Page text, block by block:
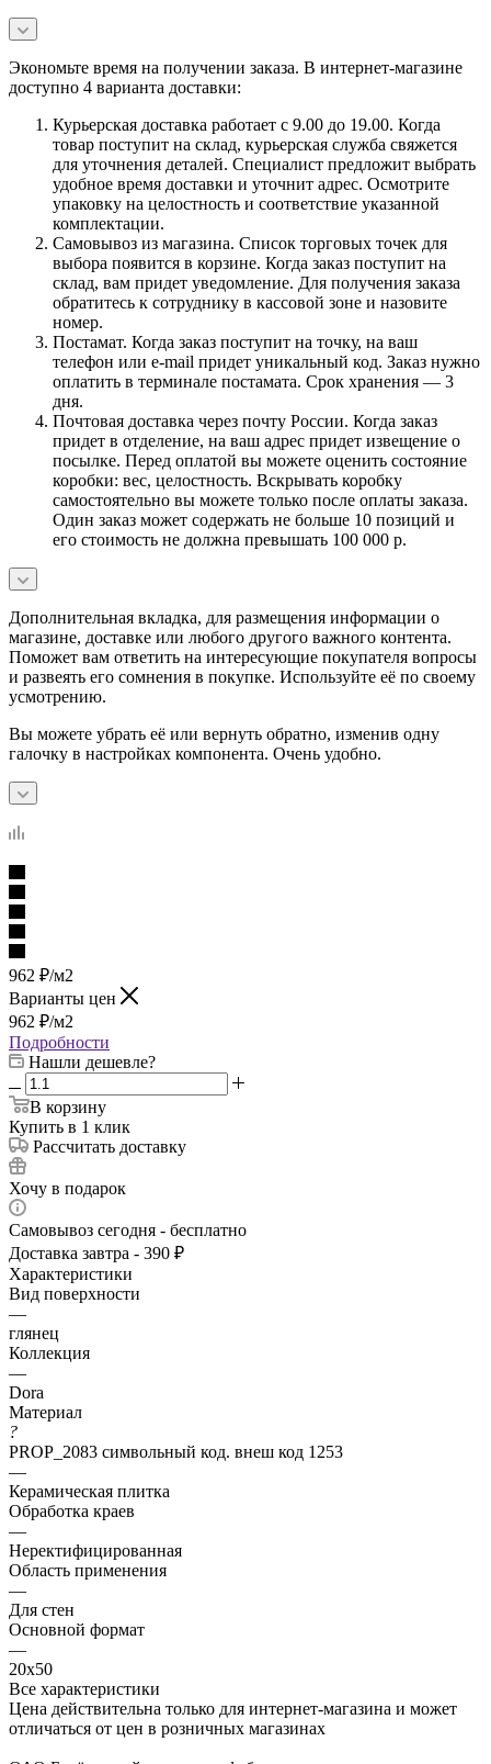
Экономьте время на получении заказа. В интернет-магазине
доступно 4 варианта доставки:
Курьерская доставка работает с 9.00 до 19.00. Когда
товар поступит на склад, курьерская служба свяжется
для уточнения деталей. Специалист предложит выбрать
удобное время доставки и уточнит адрес. Осмотрите
упаковку на целостность и соответствие указанной
комплектации.
Самовывоз из магазина. Список торговых точек для
выбора появится в корзине. Когда заказ поступит на
склад, вам придет уведомление. Для получения заказа
обратитесь к сотруднику в кассовой зоне и назовите
номер.
Постамат. Когда заказ поступит на точку, на ваш
телефон или e-mail придет уникальный код. Заказ нужно
оплатить в терминале постамата. Срок хранения — 3
дня.
Почтовая доставка через почту России. Когда заказ
придет в отделение, на ваш адрес придет извещение о
посылке. Перед оплатой вы можете оценить состояние
коробки: вес, целостность. Вскрывать коробку
самостоятельно вы можете только после оплаты заказа.
Один заказ может содержать не больше 10 позиций и
его стоимость не должна превышать 100 000 р.
Дополнительная вкладка, для размещения информации о
магазине, доставке или любого другого важного контента.
Поможет вам ответить на интересующие покупателя вопросы
и развеять его сомнения в покупке. Используйте её по своему
усмотрению.
Вы можете убрать её или вернуть обратно, изменив одну
галочку в настройках компонента. Очень удобно.
962 ₽/м2
Варианты цен
962 ₽/м2
Подробности
Нашли дешевле?
В корзину
Купить в 1 клик
Рассчитать доставку
Хочу в подарок
Самовывоз сегодня - бесплатно
Доставка завтра - 390 ₽
Характеристики
Вид поверхности
—
глянец
Коллекция
—
Dora
Материал
?
PROP_2083 символьный код. внеш код 1253
—
Керамическая плитка
Обработка краев
—
Неректифицированная
Область применения
—
Для стен
Основной формат
—
20х50
Все характеристики
Цена действительна только для интернет-магазина и может
отличаться от цен в розничных магазинах